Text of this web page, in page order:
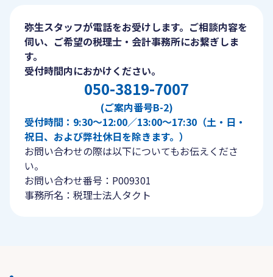
弥生スタッフが電話をお受けします。ご相談内容を
伺い、ご希望の税理士・会計事務所にお繋ぎしま
す。
受付時間内におかけください。
050-3819-7007
(ご案内番号B-2)
受付時間：9:30〜12:00／13:00〜17:30（土・日・
祝日、および弊社休日を除きます。）
お問い合わせの際は以下についてもお伝えくださ
い。
お問い合わせ番号：P009301
事務所名：税理士法人タクト